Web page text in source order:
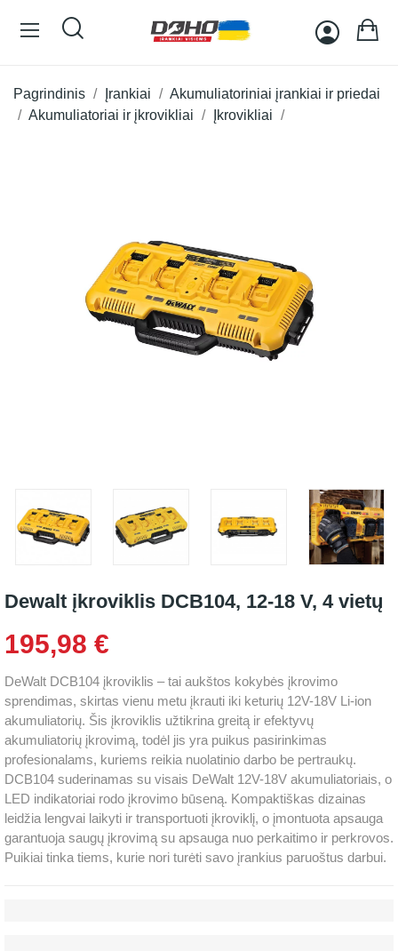
Pagrindinis Įrankiai
Akumuliatoriniai įrankiai ir priedai
Akumuliatoriai ir įkrovikliai
Įkrovikliai
Dewalt įkroviklis DCB104, 12-18 V, 4 vietų
195,98 €
DeWalt DCB104 įkroviklis – tai aukštos kokybės įkrovimo
sprendimas, skirtas vienu metu įkrauti iki keturių 12V-18V Li-ion
akumuliatorių. Šis įkroviklis užtikrina greitą ir efektyvų
akumuliatorių įkrovimą, todėl jis yra puikus pasirinkimas
profesionalams, kuriems reikia nuolatinio darbo be pertraukų.
DCB104 suderinamas su visais DeWalt 12V-18V akumuliatoriais, o
LED indikatoriai rodo įkrovimo būseną. Kompaktiškas dizainas
leidžia lengvai laikyti ir transportuoti įkroviklį, o įmontuota apsauga
garantuoja saugų įkrovimą su apsauga nuo perkaitimo ir perkrovos.
Puikiai tinka tiems, kurie nori turėti savo įrankius paruoštus darbui.